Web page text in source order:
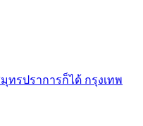
รปราการก็ได้ กรุงเทพ